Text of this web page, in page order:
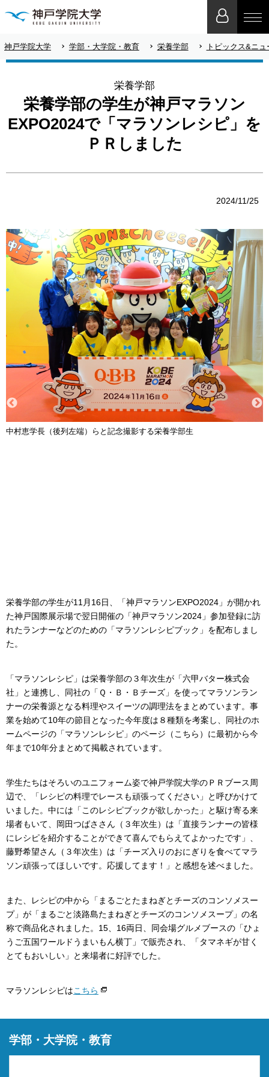
神戸学院大学 学部・大学院・教育 栄養学部 トピックス&ニ
栄養学部
栄養学部の学生が神戸マラソン
EXPO2024で「マラソンレシピ」を
ＰＲしました
2024/11/25
中村恵学長（後列左端）らと記念撮影する栄養学部生
栄養学部の学生が11月16日、「神戸マラソンEXPO2024」が開かれ
た神戸国際展示場で翌日開催の「神戸マラソン2024」参加登録に訪
れたランナーなどのための「マラソンレシピブック」を配布しまし
た。
「マラソンレシピ」は栄養学部の３年次生が「六甲バター株式会
社」と連携し、同社の「Ｑ・Ｂ・Ｂチーズ」を使ってマラソンラン
ナーの栄養源となる料理やスイーツの調理法をまとめています。事
業を始めて10年の節目となった今年度は８種類を考案し、同社のホ
ームページの「マラソンレシピ」のページ（こちら）に最初から今
年まで10年分まとめて掲載されています。
学生たちはそろいのユニフォーム姿で神戸学院大学のＰＲブース周
辺で、「レシピの料理でレースも頑張ってください」と呼びかけて
いました。中には「このレシピブックが欲しかった」と駆け寄る来
場者もいて、岡田つばささん（３年次生）は「直接ランナーの皆様
にレシピを紹介することができて喜んでもらえてよかったです」、
藤野希望さん（３年次生）は「チーズ入りのおにぎりを食べてマラ
ソン頑張ってほしいです。応援してます！」と感想を述べました。
また、レシピの中から「まるごとたまねぎとチーズのコンソメスー
プ」が「まるごと淡路島たまねぎとチーズのコンソメスープ」の名
称で商品化されました。15、16両日、同会場グルメブースの「ひょ
うご五国ワールドうまいもん横丁」で販売され、「タマネギが甘く
とてもおいしい」と来場者に好評でした。
マラソンレシピはこちら
学部・大学院・教育